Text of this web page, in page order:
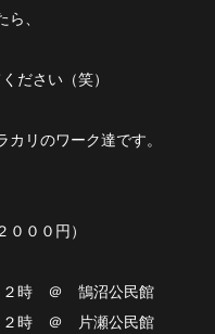
、
ださい（笑）
カリのワーク達です。
００円）
２時 ＠ 鵠沼公民館
２時 ＠ 片瀬公民館